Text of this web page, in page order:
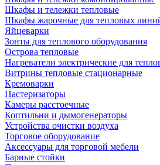
Шкафы и тележки тепловые
Шкафы жарочные для тепловых
Яйцеварки
Зонты для теплового оборудования
Острова тепловые
Нагреватели электрические для
Витрины тепловые стационарные
Кремоварки
Пастеризаторы
Камеры расстоечные
Коптильни и дымогенераторы
Устройства очистки воздуха
Торговое оборудование
Аксессуары для торговой мебели
Барные стойки